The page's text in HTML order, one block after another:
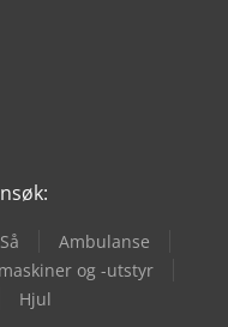
Så
Ambulanse
og -utstyr
Hjul